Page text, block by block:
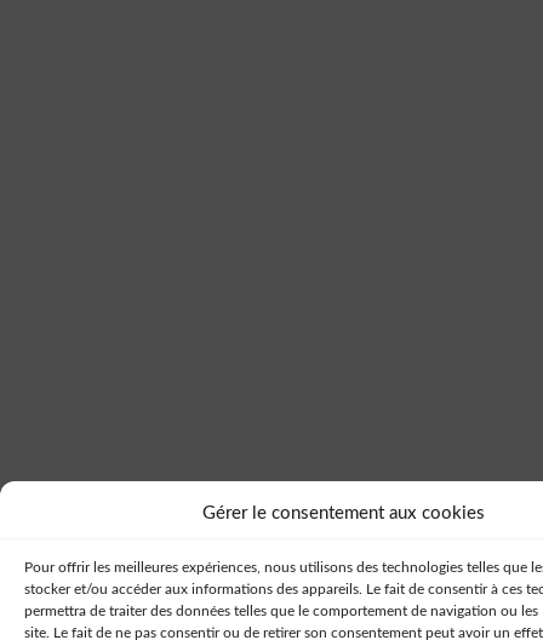
Gérer le consentement aux cookies
Pour offrir les meilleures expériences, nous utilisons des technologies telles que
stocker et/ou accéder aux informations des appareils. Le fait de consentir à ces
permettra de traiter des données telles que le comportement de navigation ou les
site. Le fait de ne pas consentir ou de retirer son consentement peut avoir un